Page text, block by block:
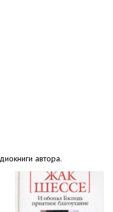
автора.